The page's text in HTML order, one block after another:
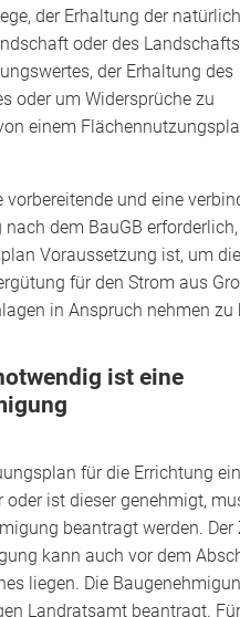
der Erhaltung der
oder des
der Erhaltung des
oder um Widersprüche zu
einem
vorbereitende und eine
dem BauGB
Voraussetzung ist, um
für den Strom aus
in Anspruch nehmen zu
ist eine
für die Errichtung
oder ist dieser genehmigt,
beantragt werden.
kann auch vor dem
liegen. Die
Landratsamt beantragt. Für